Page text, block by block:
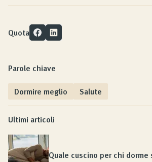
Quota
Parole chiave
Dormire meglio
Salute
Ultimi articoli
Quale cuscino per chi dorme